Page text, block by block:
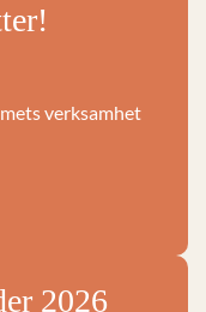
verksamhet
2026